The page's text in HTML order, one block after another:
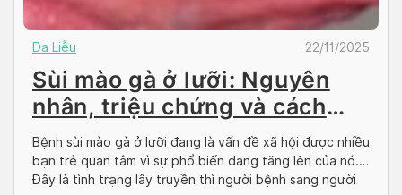
Da Liễu 22/11/2025
Sùi mào gà ở lưỡi: Nguyên
nhân, triệu chứng và cách
điều trị
Bệnh sùi mào gà ở lưỡi đang là vấn đề xã hội được nhiều
bạn trẻ quan tâm vì sự phổ biến đang tăng lên của nó.
Đây là tình trạng lây truyền thì người bệnh sang người